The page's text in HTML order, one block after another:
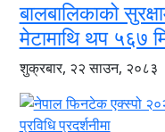
बालबालिकाको
मेटामाथि थप ५६७
शुक्रबार, २२ साउन, २०८३